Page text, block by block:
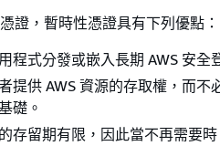
證，暫時性憑證具有下列優點：
程式分發或嵌入長期 AWS 安全
提供 AWS 資源的存取權，而不
礎。
存留期有限，因此當不再需要